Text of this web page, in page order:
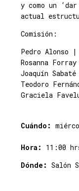
y como un
actual
Comisión:
Pedro Alonso
Rosanna
Joaquín Sabaté
Teodoro
Graciela
Cuándo:
Hora:
11:00
Dónde: Salón